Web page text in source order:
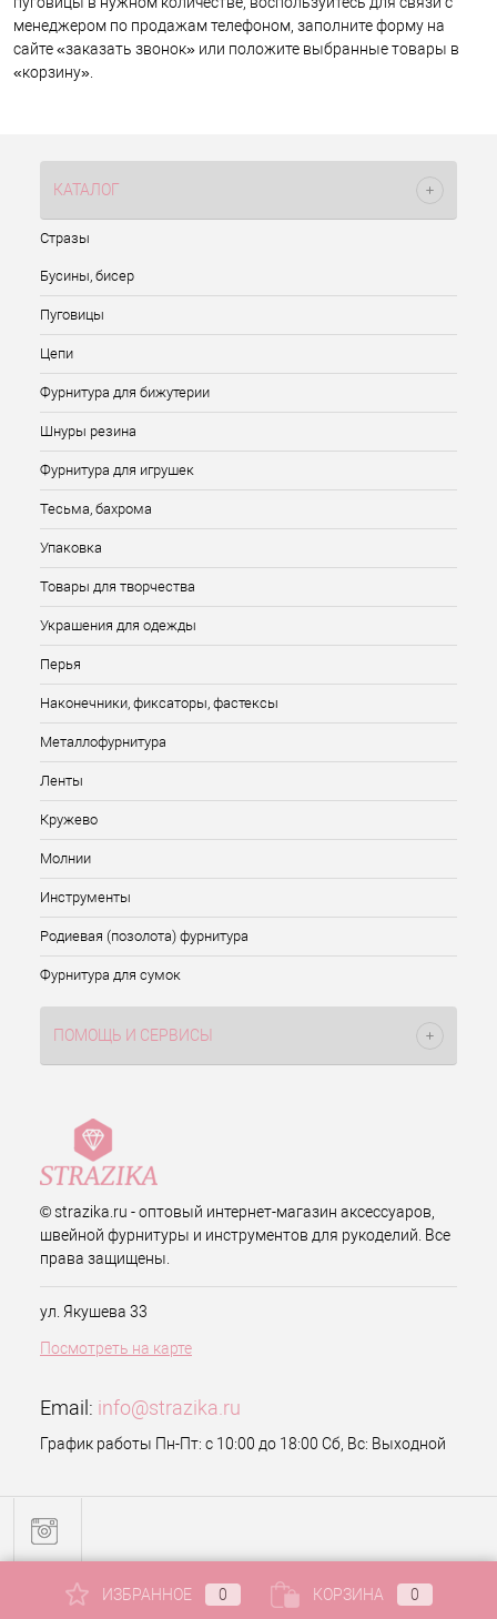
менеджером по продажам телефоном, заполните форму на
сайте «заказать звонок» или положите выбранные товары в
«корзину».
КАТАЛОГ
Стразы
Бусины, бисер
Пуговицы
Цепи
Фурнитура для бижутерии
Шнуры резина
Фурнитура для игрушек
Тесьма, бахрома
Упаковка
Товары для творчества
Украшения для одежды
Перья
Наконечники, фиксаторы, фастексы
Металлофурнитура
Ленты
Кружево
Молнии
Инструменты
Родиевая (позолота) фурнитура
Фурнитура для сумок
ПОМОЩЬ И СЕРВИСЫ
© strazika.ru - оптовый интернет-магазин аксессуаров,
швейной фурнитуры и инструментов для рукоделий. Все
права защищены.
ул. Якушева 33
Посмотреть на карте
Email: info@strazika.ru
График работы Пн-Пт: с 10:00 до 18:00 Сб, Вс: Выходной
ИЗБРАННОЕ 0 КОРЗИНА 0